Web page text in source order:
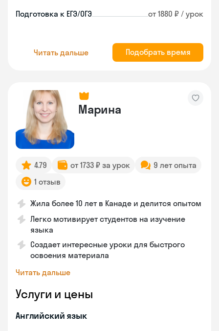
Подготовка к ЕГЭ/ОГЭ от 1880 ₽ / урок
Читать дальше Подобрать время
Марина
4.79 от 1733 ₽ за урок
9 лет опыта
1 отзыв
Жила более 10 лет в Канаде и делится опытом
Легко мотивирует студентов на изучение
языка
Создает интересные уроки для быстрого
освоения материала
Читать дальше
Услуги и цены
Английский язык